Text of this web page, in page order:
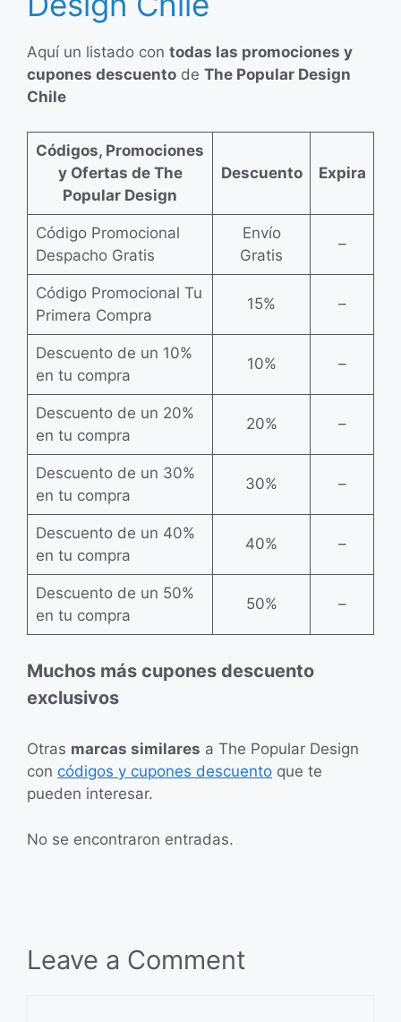
Aquí un listado con todas las promociones y
cupones descuento de The Popular Design
Chile
Códigos, Promociones
y Ofertas de The
Popular Design
Descuento Expira
Código Promocional
Despacho Gratis
Envío
Gratis
–
Código Promocional Tu
Primera Compra
15% –
Descuento de un 10%
en tu compra
10% –
Descuento de un 20%
en tu compra
20% –
Descuento de un 30%
en tu compra
30% –
Descuento de un 40%
en tu compra
40% –
Descuento de un 50%
en tu compra
50% –
Muchos más cupones descuento
exclusivos
Otras marcas similares a The Popular Design
con códigos y cupones descuento que te
pueden interesar.
No se encontraron entradas.
Leave a Comment